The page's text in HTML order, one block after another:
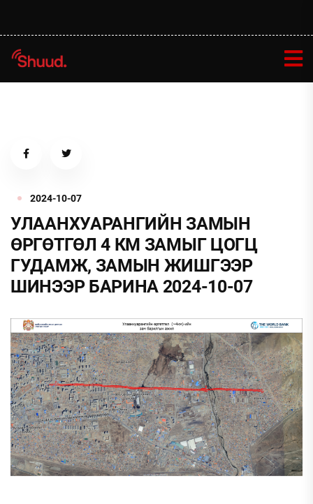
2024-10-07
УЛААНХУАРАНГИЙН ЗАМЫН
ӨРГӨТГӨЛ 4 КМ ЗАМЫГ ЦОГЦ
ГУДАМЖ, ЗАМЫН ЖИШГЭЭР
ШИНЭЭР БАРИНА 2024-10-07